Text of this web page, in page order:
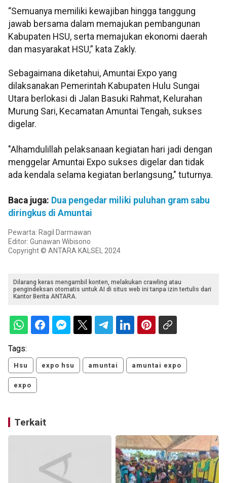
“Semuanya memiliki kewajiban hingga tanggung
jawab bersama dalam memajukan pembangunan
Kabupaten HSU, serta memajukan ekonomi daerah
dan masyarakat HSU,” kata Zakly.
Sebagaimana diketahui, Amuntai Expo yang
dilaksanakan Pemerintah Kabupaten Hulu Sungai
Utara berlokasi di Jalan Basuki Rahmat, Kelurahan
Murung Sari, Kecamatan Amuntai Tengah, sukses
digelar.
"Alhamdulillah pelaksanaan kegiatan hari jadi dengan
menggelar Amuntai Expo sukses digelar dan tidak
ada kendala selama kegiatan berlangsung," tuturnya.
Baca juga: Dua pengedar miliki puluhan gram sabu
diringkus di Amuntai
Pewarta: Ragil Darmawan
Editor: Gunawan Wibisono
Copyright © ANTARA KALSEL 2024
Dilarang keras mengambil konten, melakukan crawling atau
pengindeksan otomatis untuk AI di situs web ini tanpa izin tertulis dari
Kantor Berita ANTARA.
Tags:
Hsu expo hsu amuntai amuntai expo
expo
Terkait